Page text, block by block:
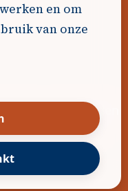
ons!
voorwaarden
Cookiebeleid|
en om
van onze